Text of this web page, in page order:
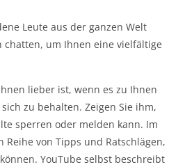
Leute aus der ganzen Welt
um Ihnen eine vielfältige
lieber ist, wenn es zu Ihnen
zu behalten. Zeigen Sie ihm,
sperren oder melden kann. Im
Reihe von Tipps und Ratschlägen,
YouTube selbst beschreibt